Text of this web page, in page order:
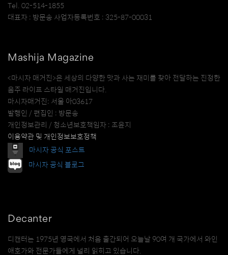
Tel. 02-514-1855
대표자 : 방문송 사업자등록번호 : 325-87-00031
Mashija Magazine
<마시자 매거진>은 세상의 다양한 맛과 사는 재미를 찾아 전달하는 진정한
음주 라이프 스타일 매거진입니다.
마시자매거진: 서울 아03617
발행인 / 편집인 : 방문송
개인정보관리 / 청소년보호책임자 : 조윤지
이용약관 및 개인정보보호정책
마시자 공식 포스트
마시자 공식 블로그
Decanter
디캔터는 1975년 영국에서 처음 출간되어 오늘날 90여 개 국가에서 와인
애호가와 전문가들에게 널리 읽히고 있습니다.